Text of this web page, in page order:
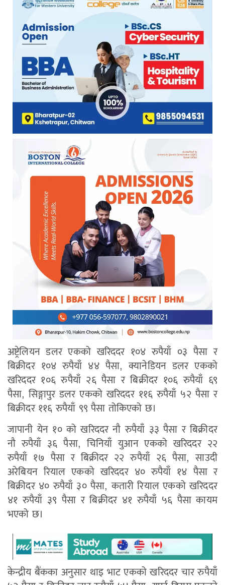
अष्ट्रेलियन डलर एकको खरिददर १०४ रुपैयाँ ०३ पैसा र
बिक्रीदर १०४ रुपैयाँ ४४ पैसा, क्यानेडियन डलर एकको
खरिददर १०६ रुपैयाँ २६ पैसा र बिक्रीदर १०६ रुपैयाँ ६९
पैसा, सिङ्गापुर डलर एकको खरिददर ११६ रुपैयाँ ५२ पैसा र
बिक्रीदर ११६ रुपैयाँ ९९ पैसा तोकिएको छ।
जापानी येन १० को खरिददर नौ रुपैयाँ ३३ पैसा र बिक्रीदर
नौ रुपैयाँ ३६ पैसा, चिनियाँ युआन एकको खरिददर २२
रुपैयाँ १७ पैसा र बिक्रीदर २२ रुपैयाँ २६ पैसा, साउदी
अरेबियन रियाल एकको खरिददर ४० रुपैयाँ १४ पैसा र
बिक्रीदर ४० रुपैयाँ ३० पैसा, कतारी रियाल एकको खरिददर
४१ रुपैयाँ ३९ पैसा र बिक्रीदर ४१ रुपैयाँ ५६ पैसा कायम
भएको छ।
केन्द्रीय बैंकका अनुसार थाइ भाट एकको खरिददर चार रुपैयाँ